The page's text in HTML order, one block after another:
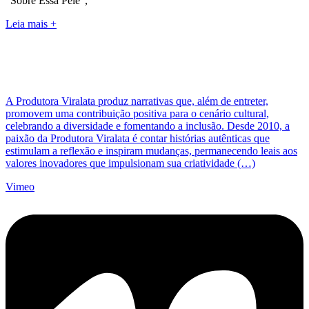
Leia mais +
A Produtora Viralata produz narrativas que, além de entreter,
promovem uma contribuição positiva para o cenário cultural,
celebrando a diversidade e fomentando a inclusão. Desde 2010, a
paixão da Produtora Viralata é contar histórias autênticas que
estimulam a reflexão e inspiram mudanças, permanecendo leais aos
valores inovadores que impulsionam sua criatividade (…)
Vimeo